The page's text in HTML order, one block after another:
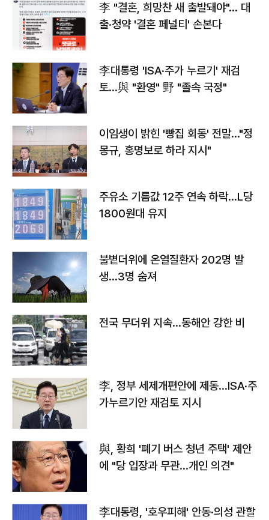
李 "결혼, 희망찬 새 출발돼야"… 대
출·청약 '결혼 페널티' 손본다
李대통령 'ISA·주가 누르기' 재검
토…與 "환영" 野 "졸속 국정"
이임생이 밝힌 '빵집 회동' 전말…"정
몽규, 홍명보로 하라 지시"
주유소 기름값 12주 연속 하락…L당
1800원대 유지
불볕더위에 온열질환자 202명 발
생…3명 숨져
전국 무더위 지속…동해안 강한 비
李, 정부 세제개편안에 제동…ISA·주
가누르기안 재검토 지시
與, 황희 '폐기 버스 청년 주택' 제안
에 "당 입장과 무관…개인 의견"
李대통령, '호우피해' 안동·의성 관할